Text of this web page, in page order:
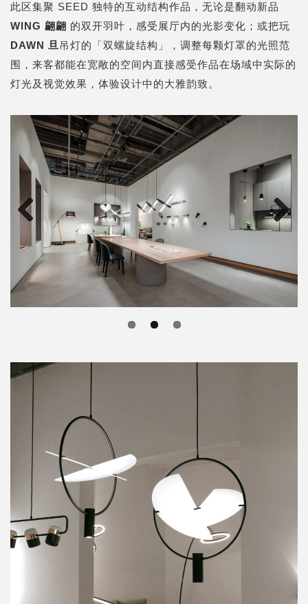
此区集聚 SEED 独特的互动结构作品，无论是翻动新品
WING 翩翩 的双开羽叶，感受展厅内的光影变化；或把玩
DAWN 旦吊灯的「双螺旋结构」，调整每颗灯罩的光照范
围，来客都能在宽敞的空间内直接感受作品在场域中实际的
灯光及视觉效果，体验设计中的大雅韵致。
Previous Next